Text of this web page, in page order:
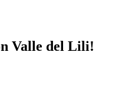
Valle del Lili!